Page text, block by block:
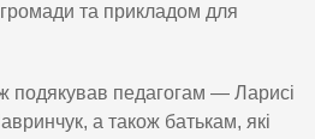
громади та прикладом для
подякував педагогам — Ларисі
а також батькам, які